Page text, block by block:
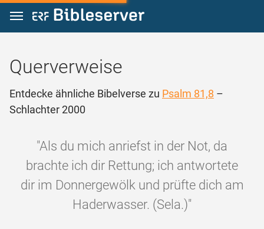
Zum Inhalt springen
Querverweise
Entdecke ähnliche Bibelverse zu Psalm 81,8 –
Schlachter 2000
"Als du mich anriefst in der Not, da
brachte ich dir Rettung; ich antwortete
dir im Donnergewölk und prüfte dich am
Haderwasser. (Sela.)"